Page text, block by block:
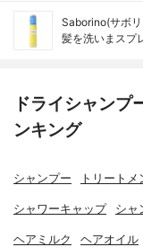
Saborino(サボ
髪を洗いまスプ
ドライシャンプ
ンキング
シャンプー トリートメ
シャワーキャップ シャ
ヘアミルク ヘアオイル